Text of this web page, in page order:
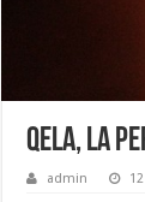
Qela, la
admin